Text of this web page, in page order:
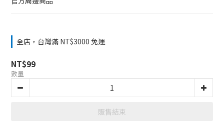
全店，台灣滿 NT$3000 免運
NT$99
數量
販售結束